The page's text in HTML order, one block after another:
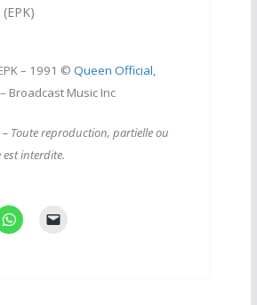
– 1991 © Queen Official,
– Broadcast Music Inc
– Toute reproduction, partielle ou
est interdite.